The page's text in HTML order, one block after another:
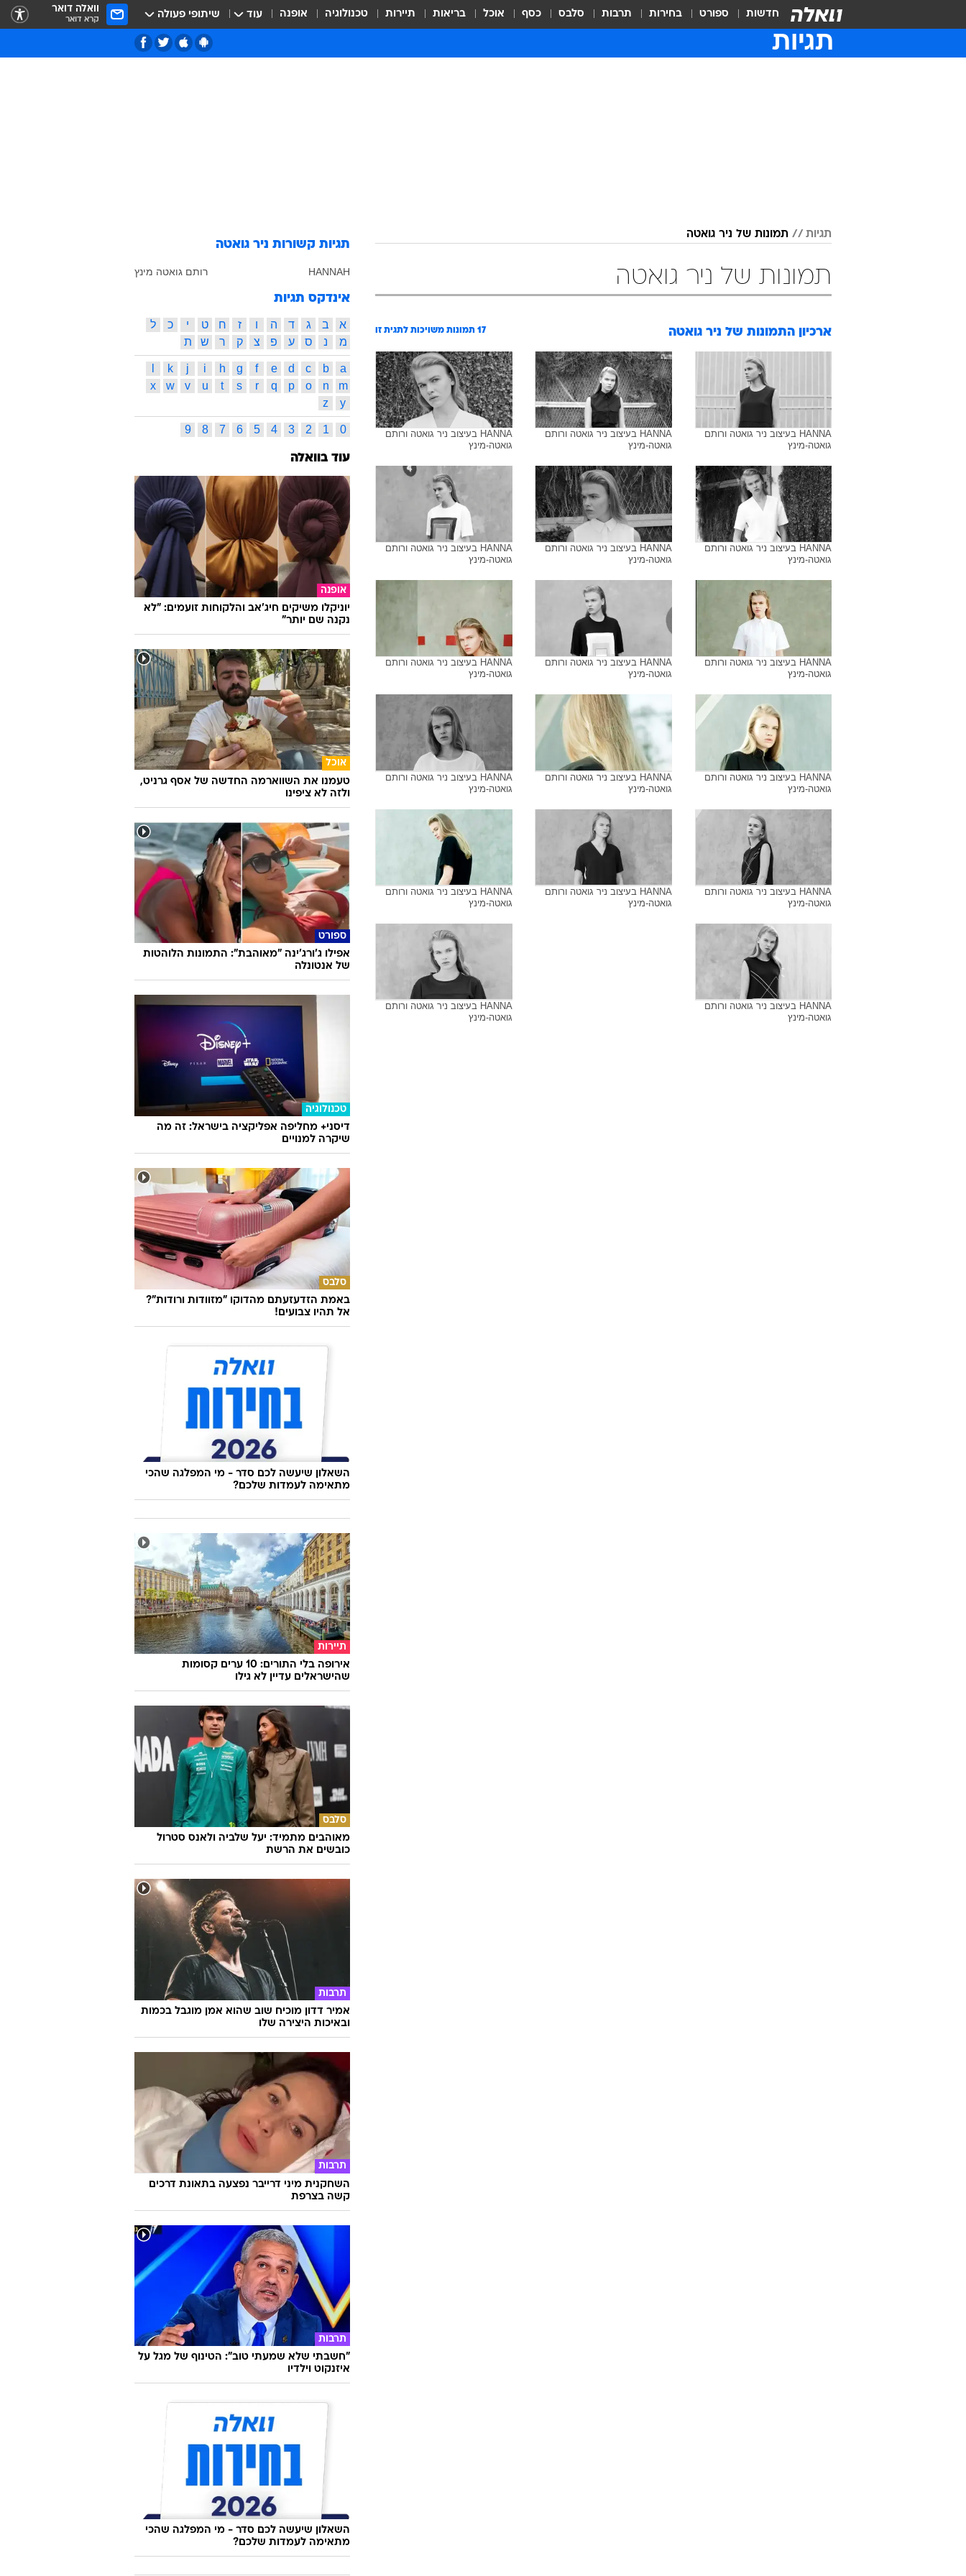
חדשות ספורט בחירות תרבות סלבס כסף אוכל בריאות תיירות טכנולוגיה אופנה עוד שיתופי פעולה וואלה דואר
קרא דואר
תגיות
תגיות תמונות של ניר גואטה
תמונות של ניר גואטה
ארכיון התמונות של ניר גואטה 17 תמונות משויכות לתגית זו
HANNA בעיצוב ניר גואטה ורותם
גואטה-מינץ
HANNA בעיצוב ניר גואטה ורותם
גואטה-מינץ
HANNA בעיצוב ניר גואטה ורותם
גואטה-מינץ
HANNA בעיצוב ניר גואטה ורותם
גואטה-מינץ
HANNA בעיצוב ניר גואטה ורותם
גואטה-מינץ
HANNA בעיצוב ניר גואטה ורותם
גואטה-מינץ
HANNA בעיצוב ניר גואטה ורותם
גואטה-מינץ
HANNA בעיצוב ניר גואטה ורותם
גואטה-מינץ
HANNA בעיצוב ניר גואטה ורותם
גואטה-מינץ
HANNA בעיצוב ניר גואטה ורותם
גואטה-מינץ
HANNA בעיצוב ניר גואטה ורותם
גואטה-מינץ
HANNA בעיצוב ניר גואטה ורותם
גואטה-מינץ
HANNA בעיצוב ניר גואטה ורותם
גואטה-מינץ
HANNA בעיצוב ניר גואטה ורותם
גואטה-מינץ
HANNA בעיצוב ניר גואטה ורותם
גואטה-מינץ
HANNA בעיצוב ניר גואטה ורותם
גואטה-מינץ
HANNA בעיצוב ניר גואטה ורותם
גואטה-מינץ
תגיות קשורות ניר גואטה
HANNAH רותם גואטה מינץ
אינדקס תגיות
א ב ג ד ה ו ז ח ט י כ
ל
מ
נ ס ע פ צ ק ר ש ת
a
b
c
d
e
f
g
h
i
j
k
m
n
o
p
q
r
s
t
u
v
w
x
y
z
0
1
2
3
4
5
6
7
8
9
עוד בוואלה
אופנה
יוניקלו משיקים חיג'אב והלקוחות זועמים: "לא
נקנה שם יותר"
אוכל
טעמנו את השווארמה החדשה של אסף גרניט,
ולזה לא ציפינו
ספורט
אפילו ג'ורג'ינה "מאוהבת": התמונות הלוהטות
של אנטונלה
טכנולוגיה
דיסני+ מחליפה אפליקציה בישראל: זה מה
שיקרה למנויים
סלבס
באמת הזדעזעתם מהדוקו "מזוודות ורודות"?
אל תהיו צבועים!
השאלון שיעשה לכם סדר - מי המפלגה שהכי
מתאימה לעמדות שלכם?
תיירות
אירופה בלי התורים: 10 ערים קסומות
שהישראלים עדיין לא גילו
סלבס
מאוהבים מתמיד: יעל שלביה ולאנס סטרול
כובשים את הרשת
תרבות
אמיר דדון מוכיח שוב שהוא אמן מוגבל בכמות
ובאיכות היצירה שלו
תרבות
השחקנית מיני דרייבר נפצעה בתאונת דרכים
קשה בצרפת
תרבות
"חשבתי שלא שמעתי טוב": הטינוף של מגל על
איזנקוט וילדיו
השאלון שיעשה לכם סדר - מי המפלגה שהכי
מתאימה לעמדות שלכם?